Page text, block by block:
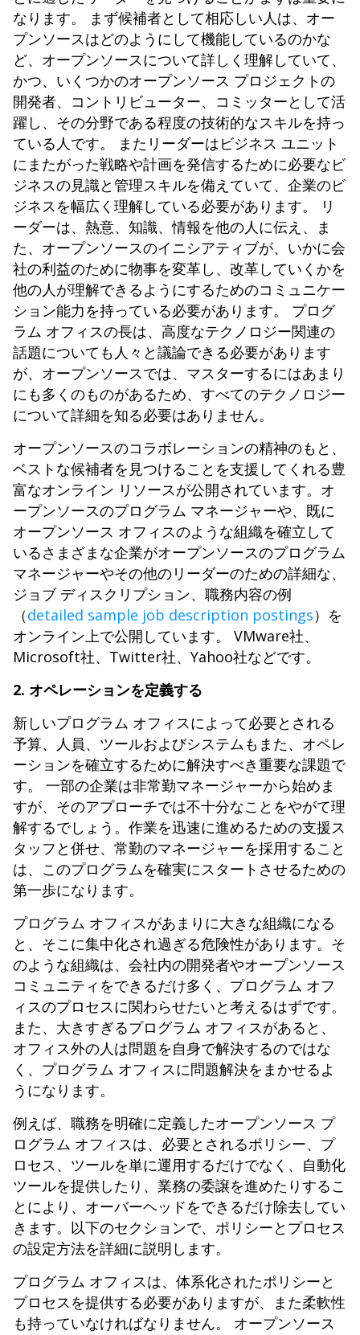
なります。 まず候補者として相応しい人は、オー
プンソースはどのようにして機能しているのかな
ど、オープンソースについて詳しく理解していて、
かつ、いくつかのオープンソース プロジェクトの
開発者、コントリビューター、コミッターとして活
躍し、その分野である程度の技術的なスキルを持っ
ている人です。 またリーダーはビジネス ユニット
にまたがった戦略や計画を発信するために必要なビ
ジネスの見識と管理スキルを備えていて、企業のビ
ジネスを幅広く理解している必要があります。 リ
ーダーは、熱意、知識、情報を他の人に伝え、ま
た、オープンソースのイニシアティブが、いかに会
社の利益のために物事を変革し、改革していくかを
他の人が理解できるようにするためのコミュニケー
ション能力を持っている必要があります。 プログ
ラム オフィスの長は、高度なテクノロジー関連の
話題についても人々と議論できる必要があります
が、オープンソースでは、マスターするにはあまり
にも多くのものがあるため、すべてのテクノロジー
について詳細を知る必要はありません。
オープンソースのコラボレーションの精神のもと、
ベストな候補者を見つけることを支援してくれる豊
富なオンライン リソースが公開されています。オ
ープンソースのプログラム マネージャーや、既に
オープンソース オフィスのような組織を確立して
いるさまざまな企業がオープンソースのプログラム
マネージャーやその他のリーダーのための詳細な、
ジョブ ディスクリプション、職務内容の例
（detailed sample job description postings）を
オンライン上で公開しています。 VMware社、
Microsoft社、Twitter社、Yahoo社などです。
2. オペレーションを定義する
新しいプログラム オフィスによって必要とされる
予算、人員、ツールおよびシステムもまた、オペレ
ーションを確立するために解決すべき重要な課題で
す。 一部の企業は非常勤マネージャーから始めま
すが、そのアプローチでは不十分なことをやがて理
解するでしょう。作業を迅速に進めるための支援ス
タッフと併せ、常勤のマネージャーを採用すること
は、このプログラムを確実にスタートさせるための
第一歩になります。
プログラム オフィスがあまりに大きな組織になる
と、そこに集中化され過ぎる危険性があります。そ
のような組織は、会社内の開発者やオープンソース
コミュニティをできるだけ多く、プログラム オフ
ィスのプロセスに関わらせたいと考えるはずです。
また、大きすぎるプログラム オフィスがあると、
オフィス外の人は問題を自身で解決するのではな
く、プログラム オフィスに問題解決をまかせるよ
うになります。
例えば、職務を明確に定義したオープンソース プ
ログラム オフィスは、必要とされるポリシー、プ
ロセス、ツールを単に運用するだけでなく、自動化
ツールを提供したり、業務の委譲を進めたりするこ
とにより、オーバーヘッドをできるだけ除去してい
きます。以下のセクションで、ポリシーとプロセス
の設定方法を詳細に説明します。
プログラム オフィスは、体系化されたポリシーと
プロセスを提供する必要がありますが、また柔軟性
も持っていなければなりません。 オープンソース